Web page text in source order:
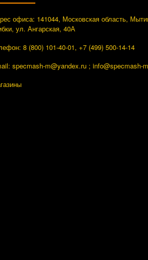
офиса: 141044, Московская область,
ул. Ангарская, 40А
8 (800) 101-40-01, +7 (499) 500-14-14
specmash-m@yandex.ru ; info@specmash-